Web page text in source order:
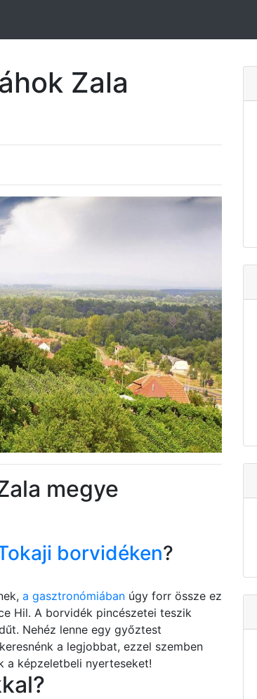
Zala
megye
borvidéken?
a gasztronómiában úgy forr össze ez
Hil. A borvidék pincészetei teszik
Nehéz lenne egy győztest
a legjobbat, ezzel szemben
a képzeletbeli nyerteseket!